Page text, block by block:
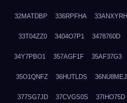
32MATDBP 336RPFHA 33ANXYRH
33T04ZZ0 3404O7P1 3478760D
34Y7PBO1 357AGF1F 35AF37G3
35O1QNFZ 36HUTLDS 36NU8MEJ
377SG7JD 37CVGS0S 37IHO75D